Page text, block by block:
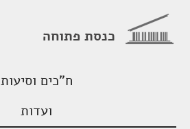
כנסת פתוחה
ח"כים וסיעות
ועדות